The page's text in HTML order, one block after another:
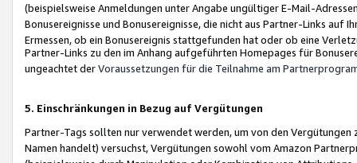
(beispielsweise Anmeldungen unter Angabe ungültiger E-Mail-
Bonusereignisse und Bonusereignisse, die nicht aus Partner-Links auf
Ermessen, ob ein Bonusereignis stattgefunden hat oder ob eine
Partner-Links zu den im Anhang aufgeführten Homepages für
ungeachtet derVoraussetzungen für die Teilnahme am
5. Einschränkungen in Bezug auf Vergütungen
Partner-Tags sollten nur verwendet werden, um von den
Namen handelt) versuchst, Vergütungen sowohl vom Amazon